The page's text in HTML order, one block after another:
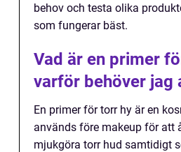
behov och testa olika
som fungerar bäst.
Vad är en primer
varför behöver jag
En primer för torr hy är en
används före makeup för att
mjukgöra torr hud samtidigt